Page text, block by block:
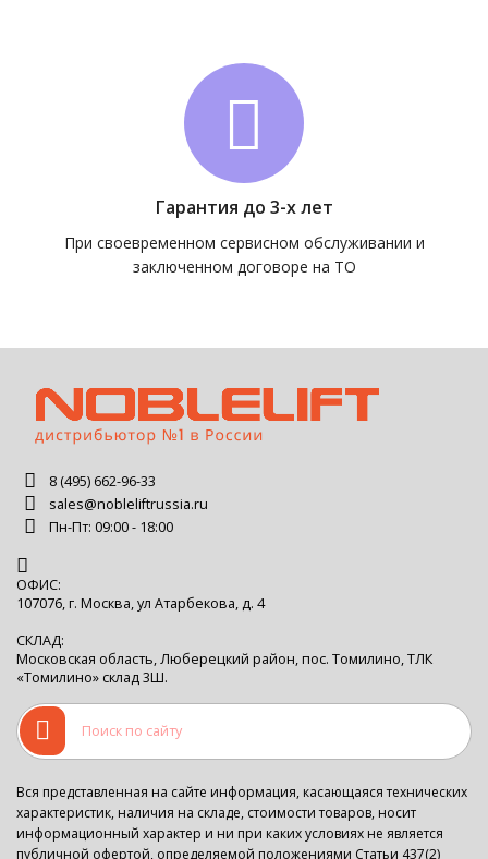
Гарантия до 3-х лет
При своевременном сервисном обслуживании и
заключенном договоре на ТО
8 (495) 662-96-33
sales@nobleliftrussia.ru
Пн-Пт: 09:00 - 18:00
ОФИС:
107076, г. Москва, ул Атарбекова, д. 4
СКЛАД:
Московская область, Люберецкий район, пос. Томилино, ТЛК
«Томилино» склад 3Ш.
Вся представленная на сайте информация, касающаяся технических
характеристик, наличия на складе, стоимости товаров, носит
информационный характер и ни при каких условиях не является
публичной офертой, определяемой положениями Статьи 437(2)